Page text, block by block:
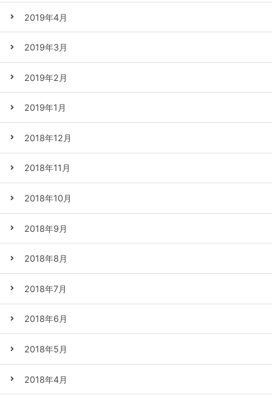
2019年4月
2019年3月
2019年2月
2019年1月
2018年12月
2018年11月
2018年10月
2018年9月
2018年8月
2018年7月
2018年6月
2018年5月
2018年4月